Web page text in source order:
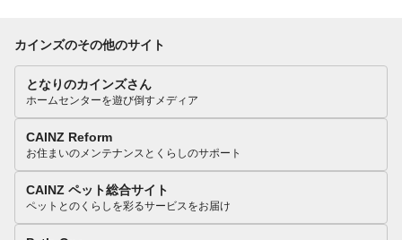
カインズのその他のサイト
となりのカインズさん
ホームセンターを遊び倒すメディア
CAINZ Reform
お住まいのメンテナンスとくらしのサポート
CAINZ ペット総合サイト
ペットとのくらしを彩るサービスをお届け